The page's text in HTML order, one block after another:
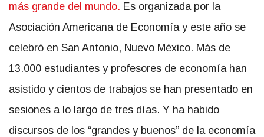
más grande del mundo. Es organizada por la
Asociación Americana de Economía y este año se
celebró en San Antonio, Nuevo México. Más de
13.000 estudiantes y profesores de economía han
asistido y cientos de trabajos se han presentado en
sesiones a lo largo de tres días. Y ha habido
discursos de los “grandes y buenos” de la economía